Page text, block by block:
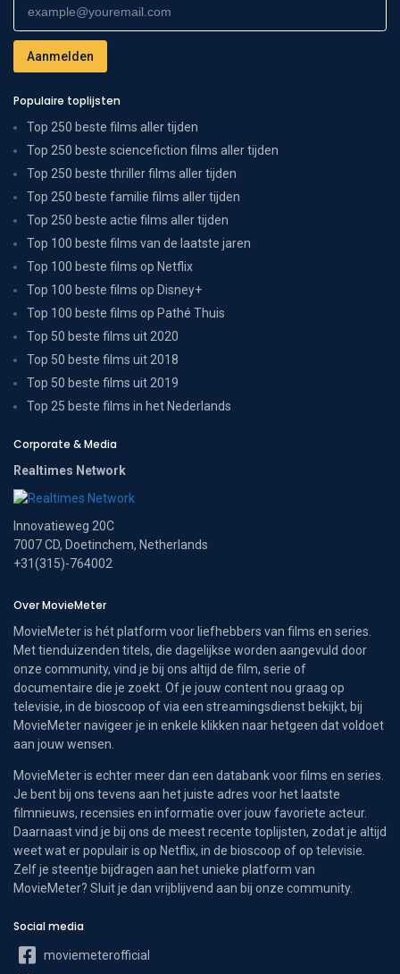
Populaire toplijsten
Top 250 beste films aller tijden
Top 250 beste sciencefiction films aller tijden
Top 250 beste thriller films aller tijden
Top 250 beste familie films aller tijden
Top 250 beste actie films aller tijden
Top 100 beste films van de laatste jaren
Top 100 beste films op Netflix
Top 100 beste films op Disney+
Top 100 beste films op Pathé Thuis
Top 50 beste films uit 2020
Top 50 beste films uit 2018
Top 50 beste films uit 2019
Top 25 beste films in het Nederlands
Corporate & Media
Realtimes Network
Innovatieweg 20C
7007 CD, Doetinchem, Netherlands
+31(315)-764002
Over MovieMeter
MovieMeter is hét platform voor liefhebbers van films en series.
Met tienduizenden titels, die dagelijkse worden aangevuld door
onze community, vind je bij ons altijd de film, serie of
documentaire die je zoekt. Of je jouw content nou graag op
televisie, in de bioscoop of via een streamingsdienst bekijkt, bij
MovieMeter navigeer je in enkele klikken naar hetgeen dat voldoet
aan jouw wensen.
MovieMeter is echter meer dan een databank voor films en series.
Je bent bij ons tevens aan het juiste adres voor het laatste
filmnieuws, recensies en informatie over jouw favoriete acteur.
Daarnaast vind je bij ons de meest recente toplijsten, zodat je altijd
weet wat er populair is op Netflix, in de bioscoop of op televisie.
Zelf je steentje bijdragen aan het unieke platform van
MovieMeter? Sluit je dan vrijblijvend aan bij onze community.
Social media
moviemeterofficial